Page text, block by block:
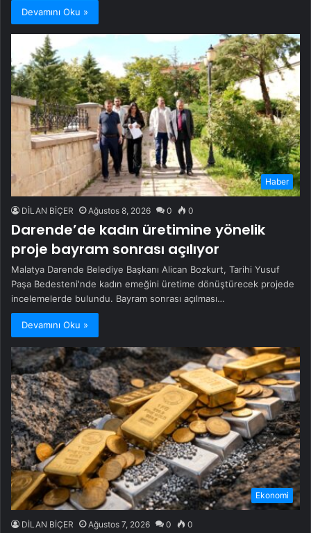
Devamını Oku »
Haber
DİLAN BİÇER Ağustos 8, 2026 0 0
Darende’de kadın üretimine yönelik
proje bayram sonrası açılıyor
Malatya Darende Belediye Başkanı Alican Bozkurt, Tarihi Yusuf
Paşa Bedesteni'nde kadın emeğini üretime dönüştürecek projede
incelemelerde bulundu. Bayram sonrası açılması…
Devamını Oku »
Ekonomi
DİLAN BİÇER Ağustos 7, 2026 0 0